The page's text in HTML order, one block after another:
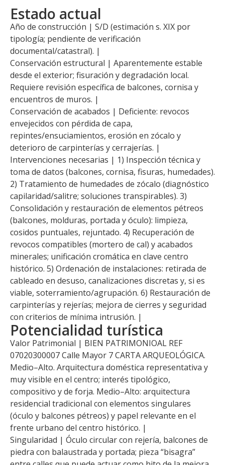
Estado actual
Año de construcción | S/D (estimación s. XIX por
tipología; pendiente de verificación
documental/catastral). |
Conservación estructural | Aparentemente estable
desde el exterior; fisuración y degradación local.
Requiere revisión específica de balcones, cornisa y
encuentros de muros. |
Conservación de acabados | Deficiente: revocos
envejecidos con pérdida de capa,
repintes/ensuciamientos, erosión en zócalo y
deterioro de carpinterías y cerrajerías. |
Intervenciones necesarias | 1) Inspección técnica y
toma de datos (balcones, cornisa, fisuras, humedades).
2) Tratamiento de humedades de zócalo (diagnóstico
capilaridad/salitre; soluciones transpirables). 3)
Consolidación y restauración de elementos pétreos
(balcones, molduras, portada y óculo): limpieza,
cosidos puntuales, rejuntado. 4) Recuperación de
revocos compatibles (mortero de cal) y acabados
minerales; unificación cromática en clave centro
histórico. 5) Ordenación de instalaciones: retirada de
cableado en desuso, canalizaciones discretas y, si es
viable, soterramiento/agrupación. 6) Restauración de
carpinterías y rejerías; mejora de cierres y seguridad
con criterios de mínima intrusión. |
Potencialidad turística
Valor Patrimonial | BIEN PATRIMONIOAL REF
07020300007 Calle Mayor 7 CARTA ARQUEOLÓGICA.
Medio–Alto. Arquitectura doméstica representativa y
muy visible en el centro; interés tipológico,
compositivo y de forja. Medio–Alto: arquitectura
residencial tradicional con elementos singulares
(óculo y balcones pétreos) y papel relevante en el
frente urbano del centro histórico. |
Singularidad | Óculo circular con rejería, balcones de
piedra con balaustrada y portada; pieza “bisagra”